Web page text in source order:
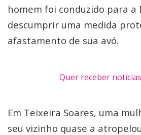
homem foi conduzido para a
descumprir uma medida
afastamento de sua avó.
Quer receber
Em Teixeira Soares, uma
seu vizinho quase a